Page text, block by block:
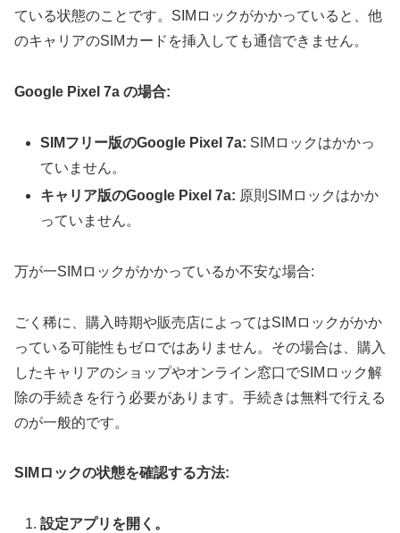
ている状態のことです。SIMロックがかかっていると、他
のキャリアのSIMカードを挿入しても通信できません。
Google Pixel 7a の場合:
SIMフリー版のGoogle Pixel 7a: SIMロックはかかっ
ていません。
キャリア版のGoogle Pixel 7a: 原則SIMロックはかか
っていません。
万が一SIMロックがかかっているか不安な場合:
ごく稀に、購入時期や販売店によってはSIMロックがかか
っている可能性もゼロではありません。その場合は、購入
したキャリアのショップやオンライン窓口でSIMロック解
除の手続きを行う必要があります。手続きは無料で行える
のが一般的です。
SIMロックの状態を確認する方法:
設定アプリを開く。